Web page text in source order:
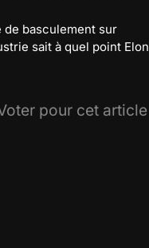
de basculement sur
sait à quel point Elon
pour cet article